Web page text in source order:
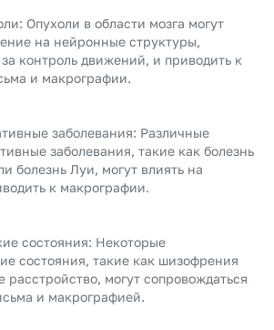
Опухоли в области мозга могут
на нейронные структуры,
контроль движений, и приводить к
и макрографии.
заболевания: Различные
заболевания, такие как болезнь
болезнь Луи, могут влиять на
к макрографии.
состояния: Некоторые
состояния, такие как шизофрения
расстройство, могут сопровождаться
и макрографией.